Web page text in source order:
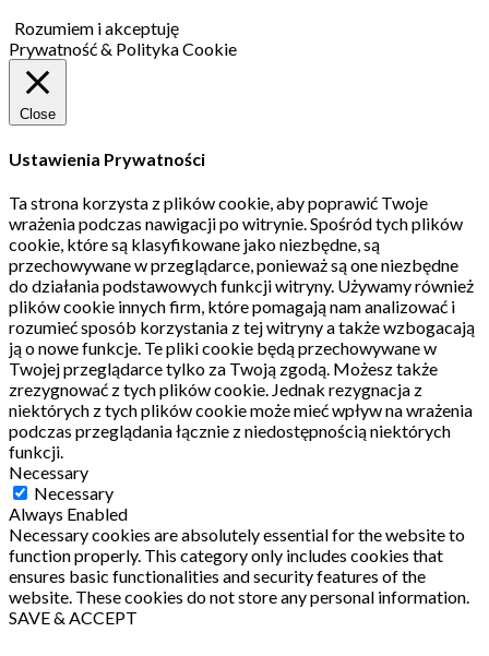
Rozumiem i akceptuję
Prywatność & Polityka Cookie
Close
Ustawienia Prywatności
Ta strona korzysta z plików cookie, aby poprawić Twoje
wrażenia podczas nawigacji po witrynie.Spośród tych plików
cookie, które są klasyfikowane jako niezbędne, są
przechowywane w przeglądarce, ponieważ są one niezbędne
do działania podstawowych funkcji witryny. Używamy również
plików cookie innych firm, które pomagają nam analizować i
rozumieć sposób korzystania z tej witryny a także wzbogacają
ją o nowe funkcje. Te pliki cookie będą przechowywane w
Twojej przeglądarce tylko za Twoją zgodą. Możesz także
zrezygnować z tych plików cookie. Jednak rezygnacja z
niektórych z tych plików cookie może mieć wpływ na wrażenia
podczas przeglądania łącznie z niedostępnością niektórych
funkcji.
Necessary
Necessary
Always Enabled
Necessary cookies are absolutely essential for the website to
function properly. This category only includes cookies that
ensures basic functionalities and security features of the
website. These cookies do not store any personal information.
SAVE & ACCEPT